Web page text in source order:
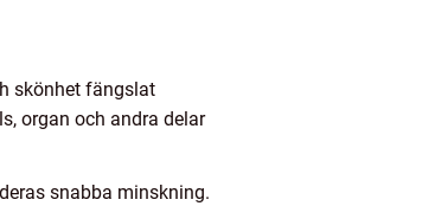
skönhet fängslat
organ och andra delar
snabba minskning.